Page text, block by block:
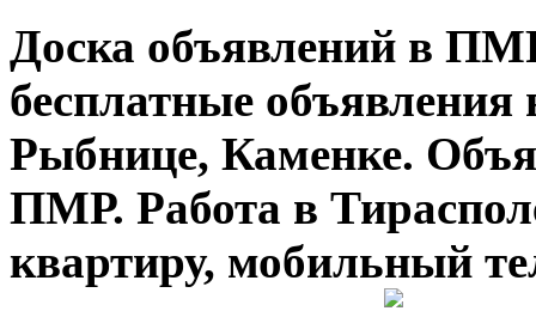
Доска объявлений в
бесплатные объявления
Рыбнице, Каменке.
ПМР. Работа в
квартиру, мобильный